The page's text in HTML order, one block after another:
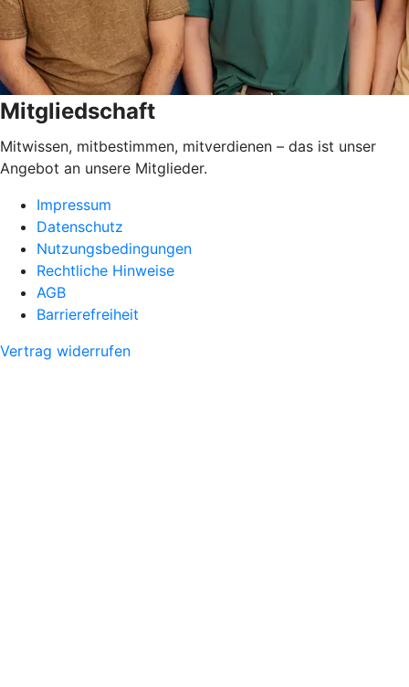
Mitgliedschaft
Mitwissen, mitbestimmen, mitverdienen – das ist unser
Angebot an unsere Mitglieder.
Impressum
Datenschutz
Nutzungsbedingungen
Rechtliche Hinweise
AGB
Barrierefreiheit
Vertrag widerrufen